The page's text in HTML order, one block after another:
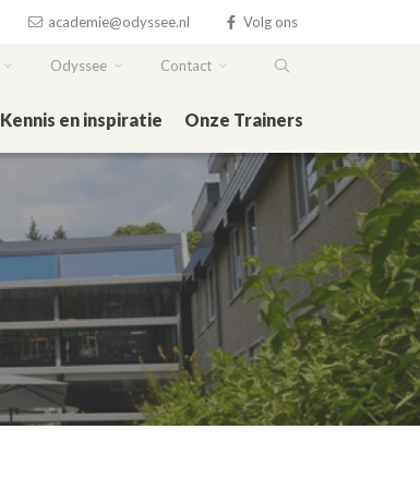
academie@odyssee.nl Volg ons
Odyssee Contact
Kennis en inspiratie Onze Trainers